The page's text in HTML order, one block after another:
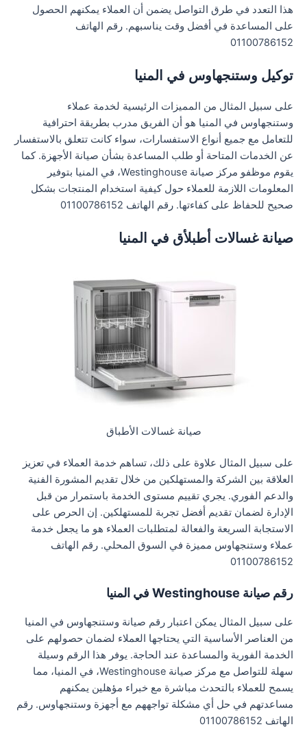
هذا التعدد في طرق التواصل يضمن أن العملاء يمكنهم الحصول
على المساعدة في أفضل وقت يناسبهم. رقم الهاتف
01100786152
توكيل وستنجهاوس في المنيا
على سبيل المثال من المميزات الرئيسية لخدمة عملاء
وستنجهاوس في المنيا هو أن الفريق مدرب بطريقة احترافية
للتعامل مع جميع أنواع الاستفسارات، سواء كانت تتعلق بالاستفسار
عن الخدمات المتاحة أو طلب المساعدة بشأن صيانة الأجهزة. كما
يقوم موظفو مركز صيانة Westinghouse، في المنيا بتوفير
المعلومات اللازمة للعملاء حول كيفية استخدام المنتجات بشكل
صحيح للحفاظ على كفاءتها. رقم الهاتف 01100786152
صيانة غسالات أطبلأق في المنيا
صيانة غسالات الأطباق
على سبيل المثال علاوة على ذلك، تساهم خدمة العملاء في تعزيز
العلاقة بين الشركة والمستهلكين من خلال تقديم المشورة الفنية
والدعم الفوري. يجري تقييم مستوى الخدمة باستمرار من قبل
الإدارة لضمان تقديم أفضل تجربة للمستهلكين. إن الحرص على
الاستجابة السريعة والفعالة لمتطلبات العملاء هو ما يجعل خدمة
عملاء وستنجهاوس مميزة في السوق المحلي. رقم الهاتف
01100786152
رقم صيانة Westinghouse في المنيا
على سبيل المثال يمكن اعتبار رقم صيانة وستنجهاوس في المنيا
من العناصر الأساسية التي يحتاجها العملاء لضمان حصولهم على
الخدمة الفورية والمساعدة عند الحاجة. يوفر هذا الرقم وسيلة
سهلة للتواصل مع مركز صيانة Westinghouse، في المنيا، مما
يسمح للعملاء بالتحدث مباشرة مع خبراء مؤهلين يمكنهم
مساعدتهم في حل أي مشكلة تواجههم مع أجهزة وستنجهاوس. رقم
الهاتف 01100786152